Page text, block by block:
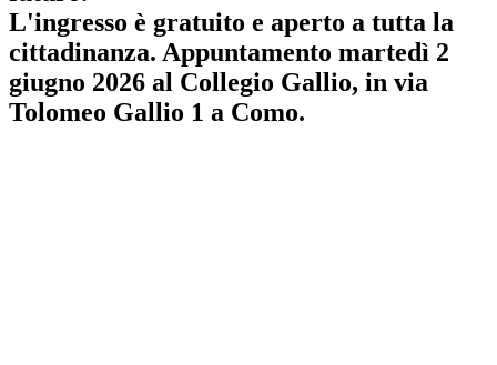
L'ingresso è gratuito e aperto a tutta la
cittadinanza. Appuntamento martedì 2
giugno 2026 al Collegio Gallio, in via
Tolomeo Gallio 1 a Como.